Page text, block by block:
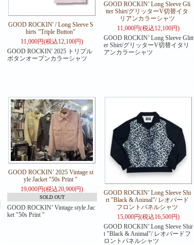
GOOD ROCKIN' / Long Sleeve S
hirts ”Triple Button"
11,000円(税込12,100円)
GOOD ROCKIN' 2025 トリプル
ボタンオープンカラーシャツ
GOOD ROCKIN’ Long Sleeve Gli
tter Shirt/グリッターV切替イタ
リアンカラーシャツ
11,000円(税込12,100円)
GOOD ROCKIN’ Long Sleeve Glitt
er Shirt/グリッターV切替イタリ
アンカラーシャツ
GOOD ROCKIN’ 2025 Vintage st
yle Jacket "50s Print "
19,000円(税込20,900円)
SOLD OUT
GOOD ROCKIN’ Vintage style Jac
ket "50s Print "
GOOD ROCKIN’ Long Sleeve Shi
rt "Black & Animal"/ レオパード
フロントパネルシャツ
15,000円(税込16,500円)
GOOD ROCKIN’ Long Sleeve Shir
t "Black & Animal"/ レオパードフ
ロントパネルシャツ